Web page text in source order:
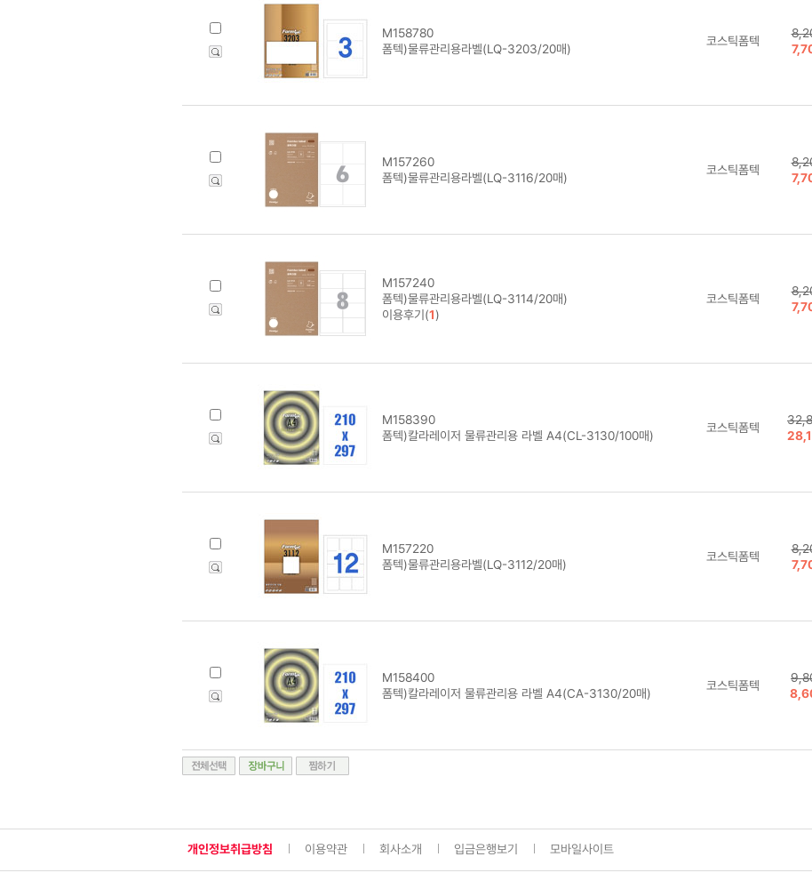
M158780
폼텍)물류관리용라벨(LQ-3203/20매)
코스틱폼텍
M157260
폼텍)물류관리용라벨(LQ-3116/20매)
코스틱폼텍
M157240
폼텍)물류관리용라벨(LQ-3114/20매)
이용후기(1)
코스틱폼텍
M158390
폼텍)칼라레이저 물류관리용 라벨 A4(CL-3130/100매)
코스틱폼텍
M157220
폼텍)물류관리용라벨(LQ-3112/20매)
코스틱폼텍
M158400
폼텍)칼라레이저 물류관리용 라벨 A4(CA-3130/20매)
코스틱폼텍
개인정보취급방침 이용약관 회사소개 입금은행보기 모바일사이트